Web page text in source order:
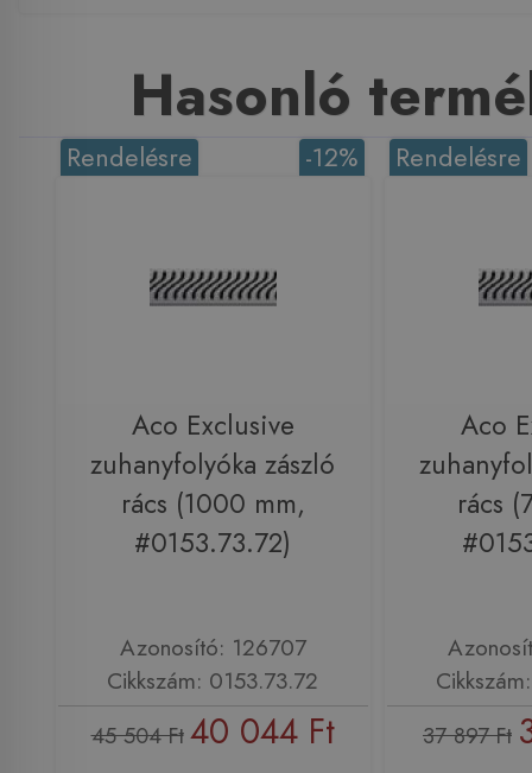
Hasonló
-12%
Rendelésre
Aco Exclusive
zuhanyfolyóka zászló
rács (1000 mm,
#0153.73.72)
Azonosító: 126707
Cikkszám: 0153.73.72
45 504 Ft 40 044 Ft
Rendelésre
Aco
rács
37 897 Ft